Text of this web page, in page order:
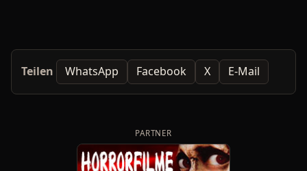
Teilen WhatsApp Facebook X E-Mail
PARTNER